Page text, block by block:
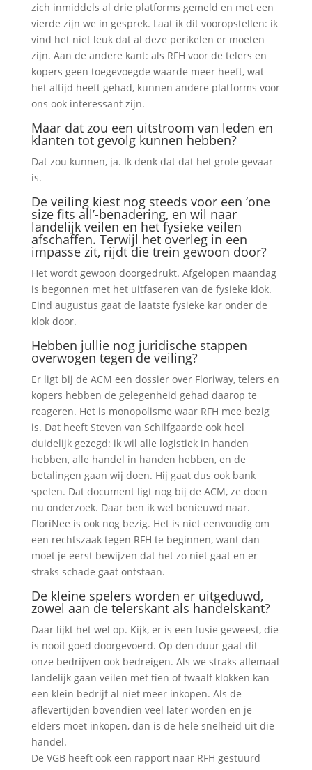
zich inmiddels al drie platforms gemeld en met een
vierde zijn we in gesprek. Laat ik dit vooropstellen: ik
vind het niet leuk dat al deze perikelen er moeten
zijn. Aan de andere kant: als RFH voor de telers en
kopers geen toegevoegde waarde meer heeft, wat
het altijd heeft gehad, kunnen andere platforms voor
ons ook interessant zijn.
Maar dat zou een uitstroom van leden en
klanten tot gevolg kunnen hebben?
Dat zou kunnen, ja. Ik denk dat dat het grote gevaar
is.
De veiling kiest nog steeds voor een ‘one
size fits all’-benadering, en wil naar
landelijk veilen en het fysieke veilen
afschaffen. Terwijl het overleg in een
impasse zit, rijdt die trein gewoon door?
Het wordt gewoon doorgedrukt. Afgelopen maandag
is begonnen met het uitfaseren van de fysieke klok.
Eind augustus gaat de laatste fysieke kar onder de
klok door.
Hebben jullie nog juridische stappen
overwogen tegen de veiling?
Er ligt bij de ACM een dossier over Floriway, telers en
kopers hebben de gelegenheid gehad daarop te
reageren. Het is monopolisme waar RFH mee bezig
is. Dat heeft Steven van Schilfgaarde ook heel
duidelijk gezegd: ik wil alle logistiek in handen
hebben, alle handel in handen hebben, en de
betalingen gaan wij doen. Hij gaat dus ook bank
spelen. Dat document ligt nog bij de ACM, ze doen
nu onderzoek. Daar ben ik wel benieuwd naar.
FloriNee is ook nog bezig. Het is niet eenvoudig om
een rechtszaak tegen RFH te beginnen, want dan
moet je eerst bewijzen dat het zo niet gaat en er
straks schade gaat ontstaan.
De kleine spelers worden er uitgeduwd,
zowel aan de telerskant als handelskant?
Daar lijkt het wel op. Kijk, er is een fusie geweest, die
is nooit goed doorgevoerd. Op den duur gaat dit
onze bedrijven ook bedreigen. Als we straks allemaal
landelijk gaan veilen met tien of twaalf klokken kan
een klein bedrijf al niet meer inkopen. Als de
aflevertijden bovendien veel later worden en je
elders moet inkopen, dan is de hele snelheid uit die
handel.
De VGB heeft ook een rapport naar RFH gestuurd